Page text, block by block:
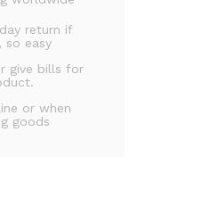
return if
so easy
give bills for
or when
goods